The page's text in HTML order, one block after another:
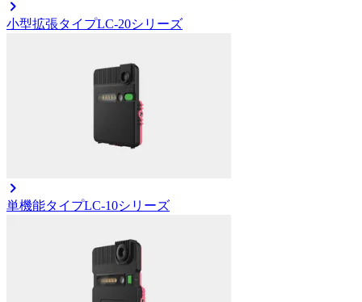
小型拡張タイプLC-20シリーズ
単機能タイプLC-10シリーズ